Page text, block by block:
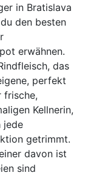
in Bratislava
den besten
erwähnen.
das
perfekt
frische,
Kellnerin,
jede
getrimmt.
davon ist
sind